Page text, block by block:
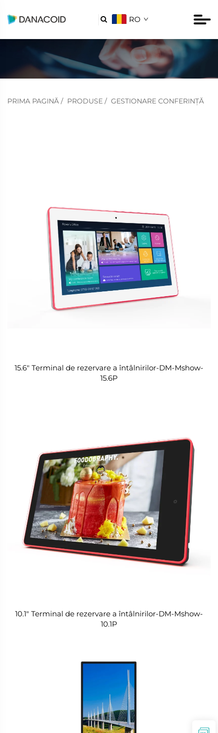
 RO
PRIMA PAGINĂ / PRODUSE / GESTIONARE CONFERINȚĂ
15.6" Terminal de rezervare a întâlnirilor-DM-Mshow-
15.6P
10.1" Terminal de rezervare a întâlnirilor-DM-Mshow-
10.1P